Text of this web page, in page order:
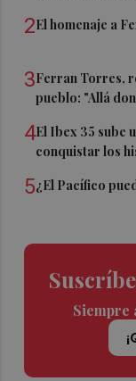
2El homenaje a
3Ferran Torres,
pueblo: "Allá
4El Ibex 35 sube
conquistar los
5¿El Pacífico
Siempre